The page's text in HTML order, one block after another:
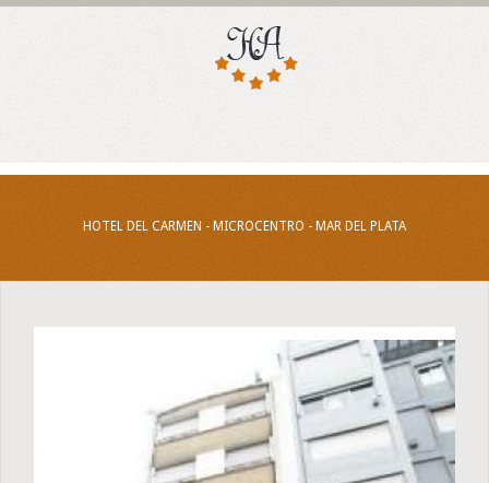
HOTEL DEL CARMEN - MICROCENTRO - MAR DEL PLATA